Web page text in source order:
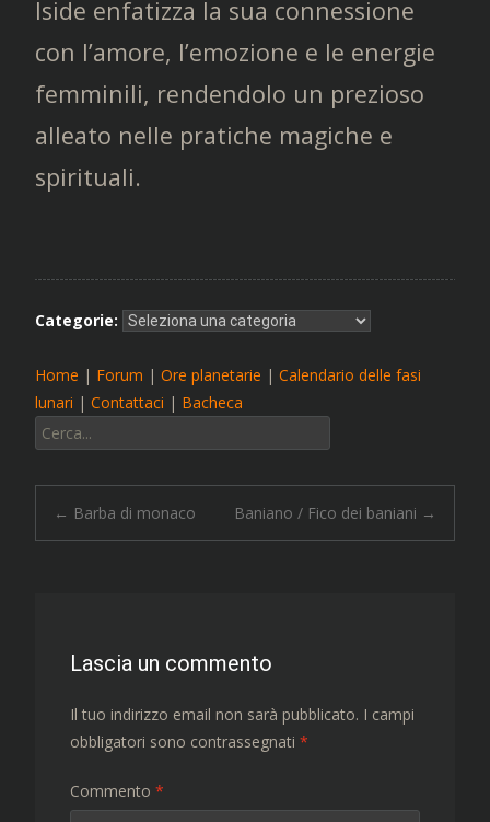
Iside enfatizza la sua connessione
con l’amore, l’emozione e le energie
femminili, rendendolo un prezioso
alleato nelle pratiche magiche e
spirituali.
Categorie:
Home | Forum | Ore planetarie | Calendario delle fasi
lunari | Contattaci | Bacheca
Cerca:
Navigazione
← Barba di monaco Baniano / Fico dei baniani →
Lascia un commento
Il tuo indirizzo email non sarà pubblicato. I campi
obbligatori sono contrassegnati *
Commento *